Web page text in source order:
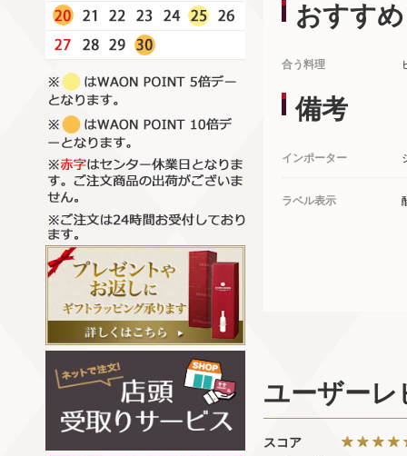
おすすめ
合う料理
備考
インポーター
ラベル表示
ユーザーレ
スコア